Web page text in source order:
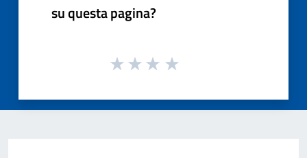
su questa pagina?